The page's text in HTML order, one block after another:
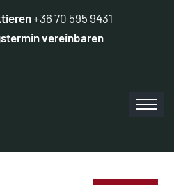
+36 70 595 9431
vereinbaren